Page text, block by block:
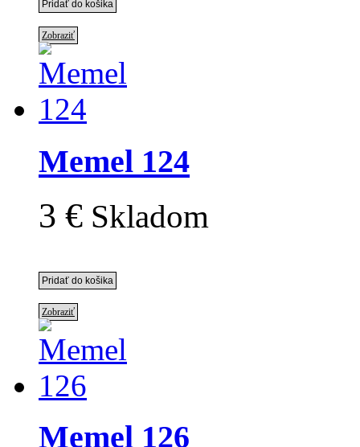
Zobraziť
Memel 124
3 € Skladom
Zobraziť
Memel 126